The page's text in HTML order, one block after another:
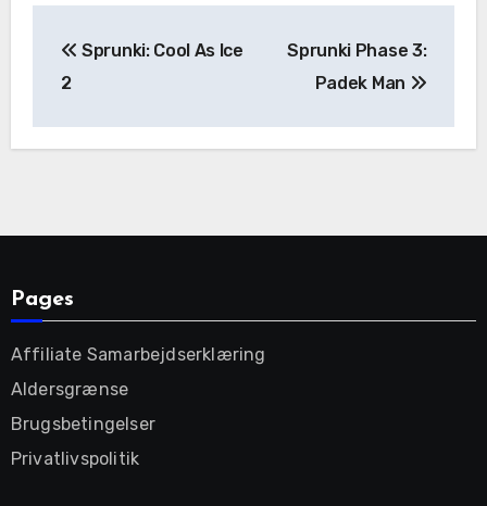
navigation
Sprunki: Cool As Ice
2
Sprunki Phase 3:
Padek Man
Pages
Affiliate Samarbejdserklæring
Aldersgrænse
Brugsbetingelser
Privatlivspolitik